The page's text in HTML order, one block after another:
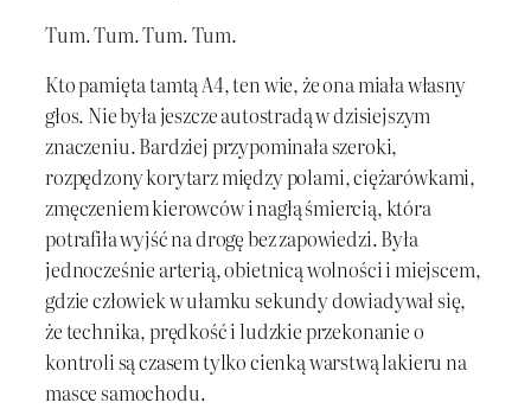
Tum. Tum. Tum. Tum.
Kto pamięta tamtą A4, ten wie, że ona miała własny
głos. Nie była jeszcze autostradą w dzisiejszym
znaczeniu. Bardziej przypominała szeroki,
rozpędzony korytarz między polami, ciężarówkami,
zmęczeniem kierowców i nagłą śmiercią, która
potrafiła wyjść na drogę bez zapowiedzi. Była
jednocześnie arterią, obietnicą wolności i miejscem,
gdzie człowiek w ułamku sekundy dowiadywał się,
że technika, prędkość i ludzkie przekonanie o
kontroli są czasem tylko cienką warstwą lakieru na
masce samochodu.